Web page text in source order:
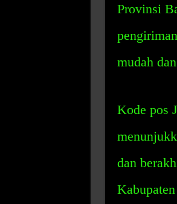
Provinsi
mudah
Kode pos
dan